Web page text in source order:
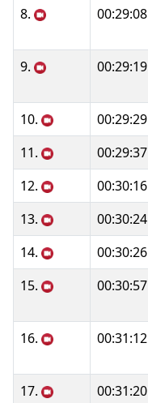
8.
00:29:08
9. 00:29:19
10. 00:29:29
11.
00:29:37
12.
00:30:16
13.
00:30:24
14.
00:30:26
15.
00:30:57
16. 00:31:12
17. 00:31:20